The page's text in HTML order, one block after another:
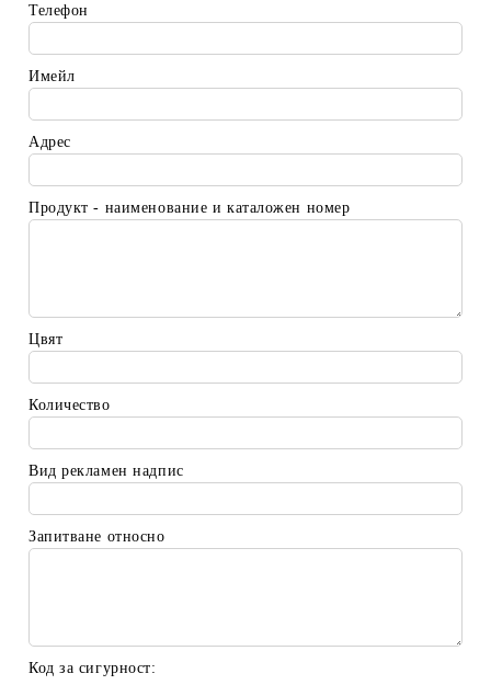
Телефон
Имейл
Адрес
Продукт - наименование и каталожен номер
Цвят
Количество
Вид рекламен надпис
Запитване относно
Код за сигурност: